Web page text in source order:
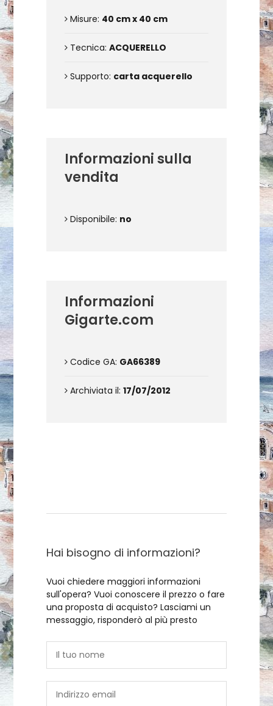
Misure: 40 cm x 40 cm
Tecnica: ACQUERELLO
Supporto: carta acquerello
Informazioni sulla
vendita
Disponibile: no
Informazioni
Gigarte.com
Codice GA: GA66389
Archiviata il: 17/07/2012
Hai bisogno di informazioni?
Vuoi chiedere maggiori informazioni
sull'opera? Vuoi conoscere il prezzo o fare
una proposta di acquisto? Lasciami un
messaggio, risponderò al più presto